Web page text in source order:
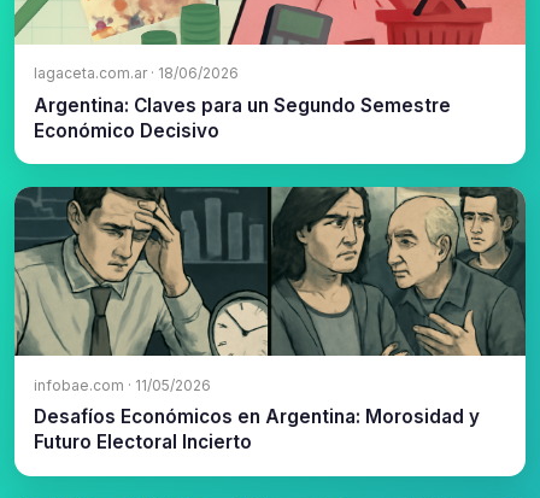
lagaceta.com.ar · 18/06/2026
Argentina: Claves para un Segundo Semestre
Económico Decisivo
infobae.com · 11/05/2026
Desafíos Económicos en Argentina: Morosidad y
Futuro Electoral Incierto